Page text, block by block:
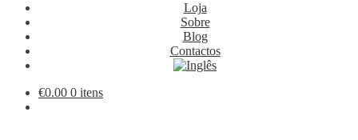
Loja
Sobre
Blog
Contactos
€0.00 0 itens